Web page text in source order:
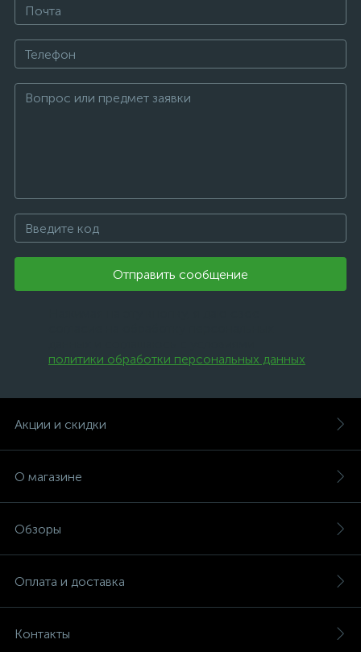
Отправить сообщение
политики обработки персональных данных
Акции и скидки
О магазине
Обзоры
Оплата и доставка
Контакты